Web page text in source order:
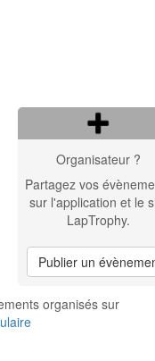
Organisateur ?
Partagez vos
sur l'application et le
LapTrophy.
Publier un
organisés sur